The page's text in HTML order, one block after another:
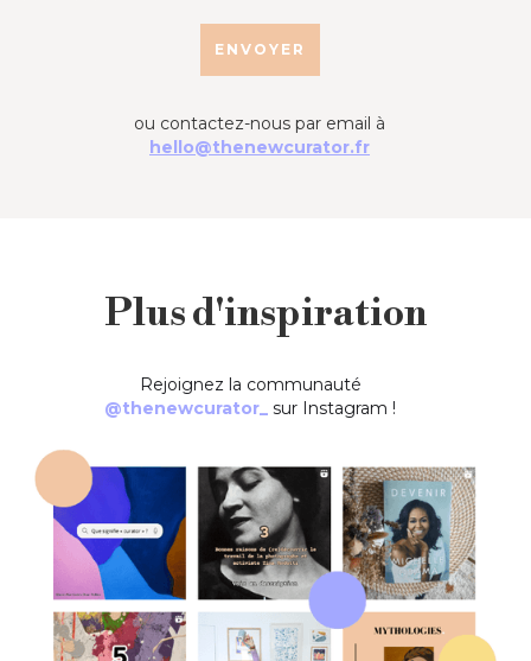
ou contactez-nous par email à
hello@thenewcurator.fr
Plus d'inspiration
Rejoignez la communauté
@thenewcurator_ sur Instagram !